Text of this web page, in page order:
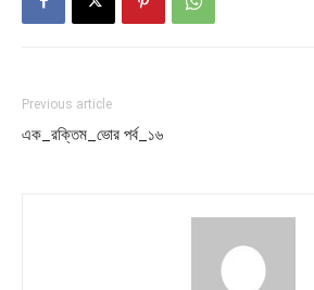
Previous article
এক_রক্তিম_ভোর পর্ব_১৬